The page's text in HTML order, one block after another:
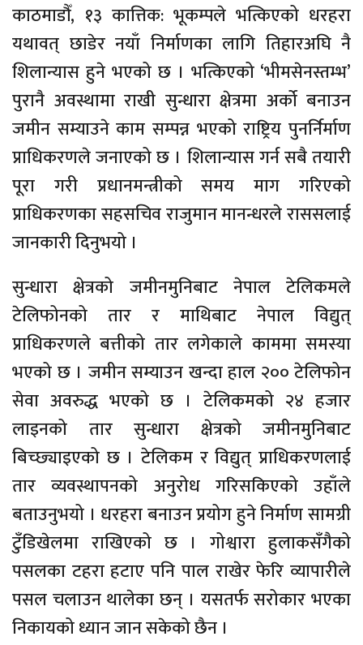
काठमाडौँ, १३ कात्तिक: भूकम्पले भत्किएको धरहरा
यथावत् छाडेर नयाँ निर्माणका लागि तिहारअघि नै
शिलान्यास हुने भएको छ । भत्किएको ‘भीमसेनस्तम्भ’
पुरानै अवस्थामा राखी सुन्धारा क्षेत्रमा अर्को बनाउन
जमीन सम्याउने काम सम्पन्न भएको राष्ट्रिय पुनर्निर्माण
प्राधिकरणले जनाएको छ । शिलान्यास गर्न सबै तयारी
पूरा गरी प्रधानमन्त्रीको समय माग गरिएको
प्राधिकरणका सहसचिव राजुमान मानन्धरले राससलाई
जानकारी दिनुभयो ।
सुन्धारा क्षेत्रको जमीनमुनिबाट नेपाल टेलिकमले
टेलिफोनको तार र माथिबाट नेपाल विद्युत्
प्राधिकरणले बत्तीको तार लगेकाले काममा समस्या
भएको छ । जमीन सम्याउन खन्दा हाल २०० टेलिफोन
सेवा अवरुद्ध भएको छ । टेलिकमको २४ हजार
लाइनको तार सुन्धारा क्षेत्रको जमीनमुनिबाट
बिच्छ्याइएको छ । टेलिकम र विद्युत् प्राधिकरणलाई
तार व्यवस्थापनको अनुरोध गरिसकिएको उहाँले
बताउनुभयो । धरहरा बनाउन प्रयोग हुने निर्माण सामग्री
टुँडिखेलमा राखिएको छ । गोश्वारा हुलाकसँगैको
पसलका टहरा हटाए पनि पाल राखेर फेरि व्यापारीले
पसल चलाउन थालेका छन् । यसतर्फ सरोकार भएका
निकायको ध्यान जान सकेको छैन ।